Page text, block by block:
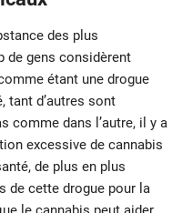
des plus
de gens considèrent
étant une drogue
tant d’autres sont
comme dans l’autre, il y a
excessive de cannabis
de plus en plus
de cette drogue pour la